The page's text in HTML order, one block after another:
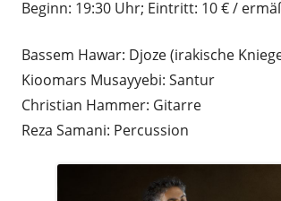
Beginn: 19:30 Uhr; Eintritt: 10 € /
Bassem Hawar: Djoze (irakische
Kioomars Musayyebi: Santur
Christian Hammer: Gitarre
Reza Samani: Percussion